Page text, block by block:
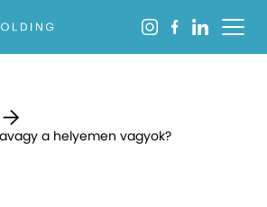
a helyemen vagyok?